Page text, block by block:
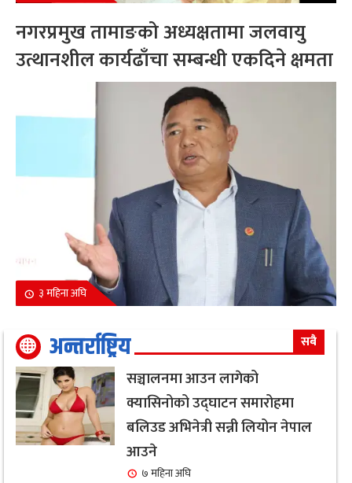
नगरप्रमुख तामाङको अध्यक्षतामा जलवायु
उत्थानशील कार्यढाँचा सम्बन्धी एकदिने क्षमता
अभिवृद्धि कार्यक्रम सम्पन्न
३ महिना अघि
अन्तर्राष्ट्रिय सबै
सञ्चालनमा आउन लागेको
क्यासिनोको उद्घाटन समारोहमा
बलिउड अभिनेत्री सन्नी लियोन नेपाल
आउने
७ महिना अघि